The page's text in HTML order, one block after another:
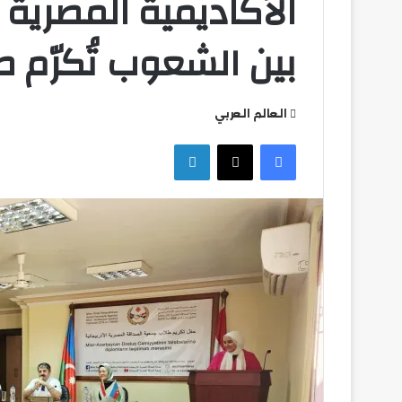
بين الشعوب تُكرّم
العالم العربي
فيسبوك
‫X لينكدإن
تشكيل بيراميدز
سبور التركي